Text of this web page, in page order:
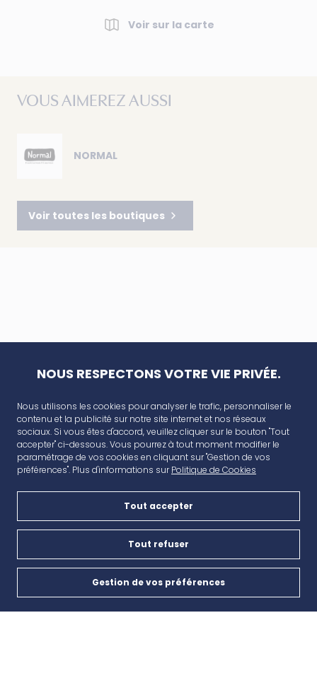
Voir sur la carte
VOUS AIMEREZ AUSSI
NORMAL
Voir toutes les boutiques
AVANT CAP
Plan de campagne, CD6, 13480 Cabriès
Nous contacter
04 42 46 65 35
NOUS RESPECTONS VOTRE VIE PRIVÉE.
Nous utilisons les cookies pour analyser le trafic, personnaliser le
contenu et la publicité sur notre site internet et nos réseaux
sociaux. Si vous êtes d'accord, veuillez cliquer sur le bouton "Tout
accepter" ci-dessous. Vous pourrez à tout moment modifier le
paramétrage de vos cookies en cliquant sur "Gestion de vos
préférences". Plus d'informations surPolitique de Cookies
Tout accepter
Tout refuser
Gestion de vos préférences